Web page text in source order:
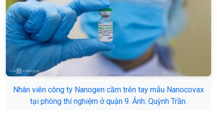
Nhân viên công ty Nanogen cầm trên tay mẫu Nanocovax
tại phòng thí nghiệm ở quận 9. Ảnh: Quỳnh Trần.